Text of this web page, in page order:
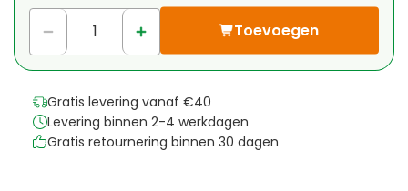
Toevoegen
Gratis levering vanaf €40
Levering binnen 2-4 werkdagen
Gratis retournering binnen 30 dagen